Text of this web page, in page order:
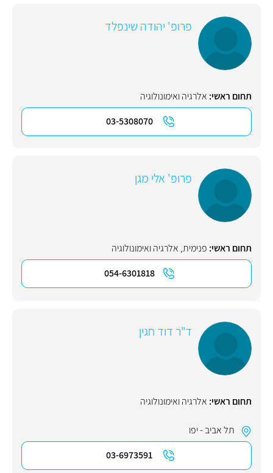
פרופ' יהודה שינפלד
תחום ראשי: אלרגיה ואימונולוגיה
03-5308070
פרופ' אלי מגן
תחום ראשי: פנימית, אלרגיה ואימונולוגיה
054-6301818
ד"ר דוד חגין
תחום ראשי: אלרגיה ואימונולוגיה
תל אביב - יפו
03-6973591